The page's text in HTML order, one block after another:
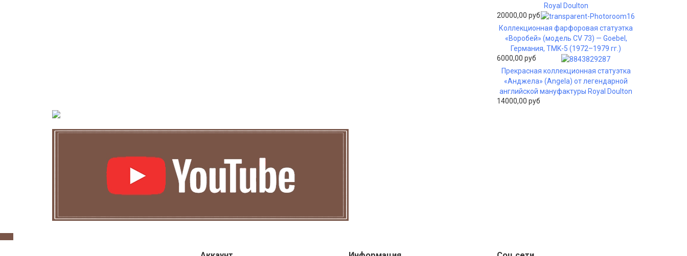
Royal Doulton
20000,00 руб
Коллекционная фарфоровая статуэтка
«Воробей» (модель CV 73) — Goebel,
Германия, TMK-5 (1972–1979 гг.)
6000,00 руб
Прекрасная коллекционная статуэтка
«Анджела» (Angela) от легендарной
английской мануфактуры Royal Doulton
14000,00 руб